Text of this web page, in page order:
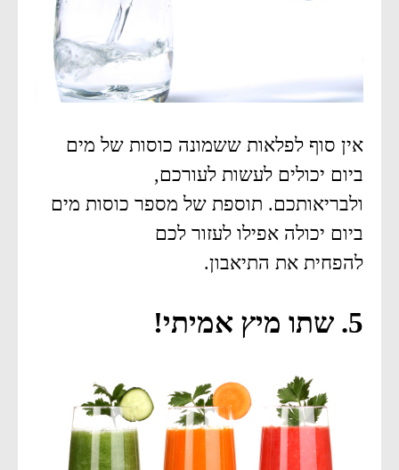
אין סוף לפלאות ששמונה כוסות של מים
ביום יכולים לעשות לעורכם,
ולבריאותכם. תוספת של מספר כוסות מים
ביום יכולה אפילו לעזור לכם
להפחית את התיאבון.
5. שתו מיץ אמיתי!